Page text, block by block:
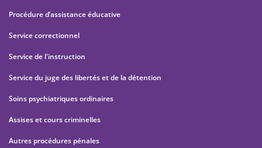
Procédure d’assistance éducative
Service correctionnel
Service de l'instruction
Service du juge des libertés et de la détention
Soins psychiatriques ordinaires
Assises et cours criminelles
Autres procédures pénales